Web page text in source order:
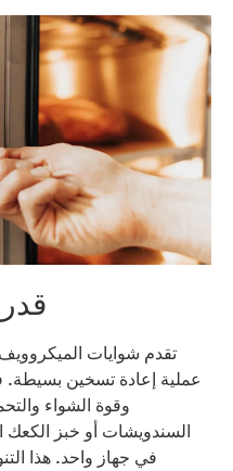
تقدم شوايات
عملية إعادة تسخين
وقوة الشواء
السندويشات أو خبز
في جهاز واحد. هذا